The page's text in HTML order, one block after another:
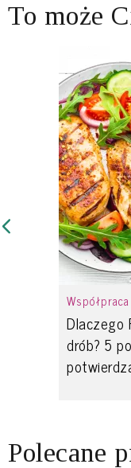
To może
Dlaczego
drób? 5
Polecane